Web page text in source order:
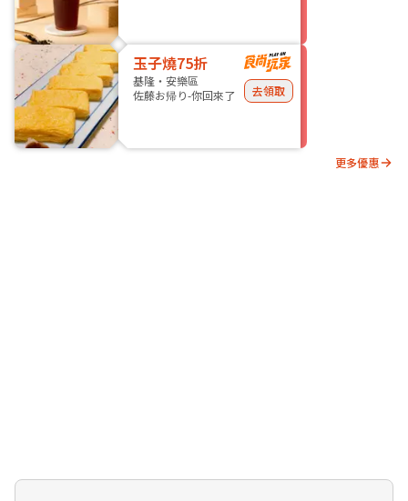
玉子燒75折
基隆・安樂區
佐藤お帰り-你回來了
去領取
更多優惠